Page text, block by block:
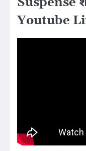
Youtube